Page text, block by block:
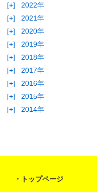
[+]
2022年
[+]
2021年
[+]
2020年
[+]
2019年
[+]
2018年
[+]
2017年
[+]
2016年
[+]
2015年
[+]
2014年
トップページ